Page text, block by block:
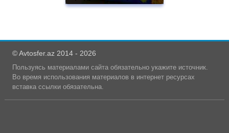
© Avtosfer.az 2014 - 2026
Пользуясь материалами сайта обязательно укажите источник.
Во время использования материалов в интернет ресурсах
вставка ссылки обязательна.